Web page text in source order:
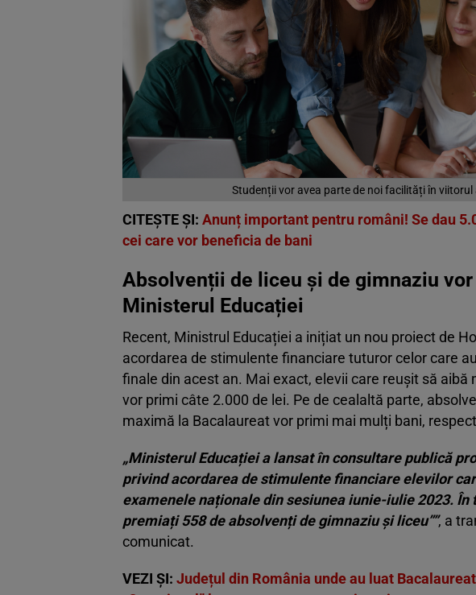
Studenții vor avea parte de noi facilități în
CITEȘTE ȘI: Anunț important pentru români! Se dau
cei care vor beneficia de bani
Absolvenții de liceu și de gimnaziu
Ministerul Educației
Recent, Ministrul Educației a inițiat un nou proiect de
acordarea de stimulente financiare tuturor celor care
finale din acest an. Mai exact, elevii care reușit să aibă
vor primi câte 2.000 de lei. Pe de cealaltă parte,
maximă la Bacalaureat vor primi mai mulți bani,
„Ministerul Educației a lansat în consultare publică
privind acordarea de stimulente financiare elevilor
examenele naționale din sesiunea iunie-iulie 2023. În
premiați 558 de absolvenți de gimnaziu și liceu””, a
comunicat.
VEZI ȘI: Județul din România unde au luat